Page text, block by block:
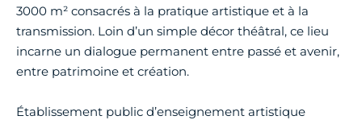
3000 m² consacrés à la pratique artistique et à la
transmission. Loin d’un simple décor théâtral, ce lieu
incarne un dialogue permanent entre passé et avenir,
entre patrimoine et création.
Établissement public d’enseignement artistique